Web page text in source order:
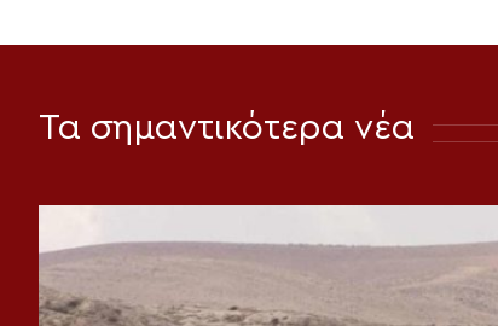
Τα σημαντικότερα νέα